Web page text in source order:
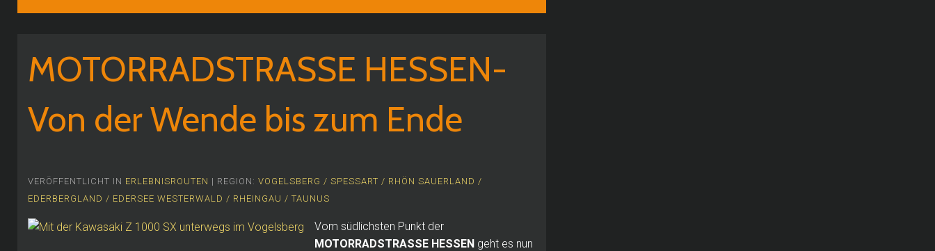
MOTORRADSTRASSE HESSEN-
Von der Wende bis zum Ende
VERÖFFENTLICHT IN ERLEBNISROUTEN | REGION: VOGELSBERG / SPESSART / RHÖN SAUERLAND /
EDERBERGLAND / EDERSEE WESTERWALD / RHEINGAU / TAUNUS
Vom südlichsten Punkt der
MOTORRADSTRASSE HESSEN geht es nun